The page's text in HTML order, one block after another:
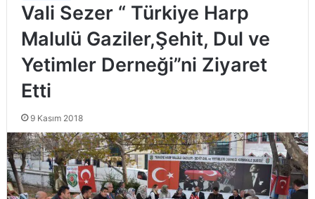
Vali Sezer “ Türkiye Harp
Malulü Gaziler,Şehit, Dul ve
Yetimler Derneği”ni Ziyaret
Etti
9 Kasım 2018